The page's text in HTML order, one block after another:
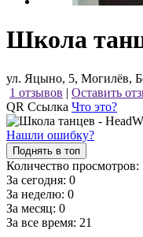
Школа
ул. Яцыно, 5, Могилёв,
1 отзывов | Оставить
QR Ссылка Что это?
Нашли ошибку?
Поднять в топ
Количество просмотров:
За сегодня: 0
За неделю: 0
За месяц: 0
За все время: 21